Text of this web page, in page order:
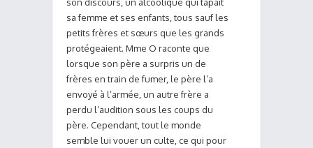
sa femme et ses enfants, tous sauf les
petits frères et sœurs que les grands
protégeaient. Mme O raconte que
lorsque son père a surpris un de
frères en train de fumer, le père l’a
envoyé à l’armée, un autre frère a
perdu l’audition sous les coups du
père. Cependant, tout le monde
semble lui vouer un culte, ce qui pour